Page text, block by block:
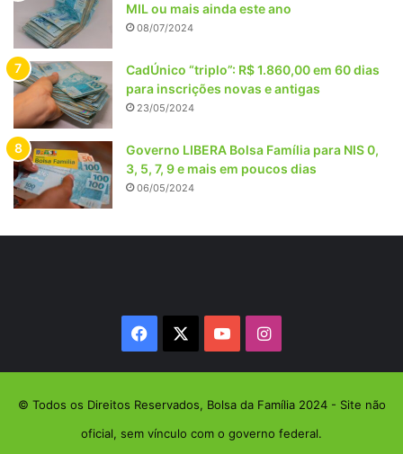
MIL ou mais ainda este ano
08/07/2024
CadÚnico “triplo”: R$ 1.860,00 em 60 dias
para inscrições novas e antigas
23/05/2024
Governo LIBERA Bolsa Família para NIS 0,
3, 5, 7, 9 e mais em poucos dias
06/05/2024
Facebook YouTubeInstagram
© Todos os Direitos Reservados, Bolsa da Família 2024 - Site não
oficial, sem vínculo com o governo federal.